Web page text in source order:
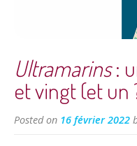
Ultramarins:
et vingt (et un
Posted on 16 février 2022